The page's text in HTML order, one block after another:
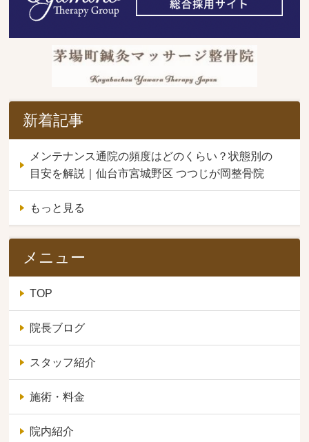
新着記事
メンテナンス通院の頻度はどのくらい？状態別の
目安を解説｜仙台市宮城野区 つつじが岡整骨院
もっと見る
メニュー
TOP
院長ブログ
スタッフ紹介
施術・料金
院内紹介